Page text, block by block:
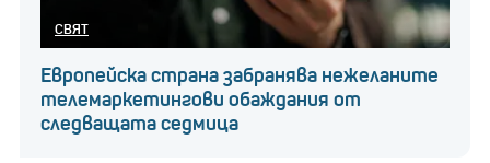
СВЯТ
Европейска страна забранява нежеланите
телемаркетингови обаждания от
следващата седмица